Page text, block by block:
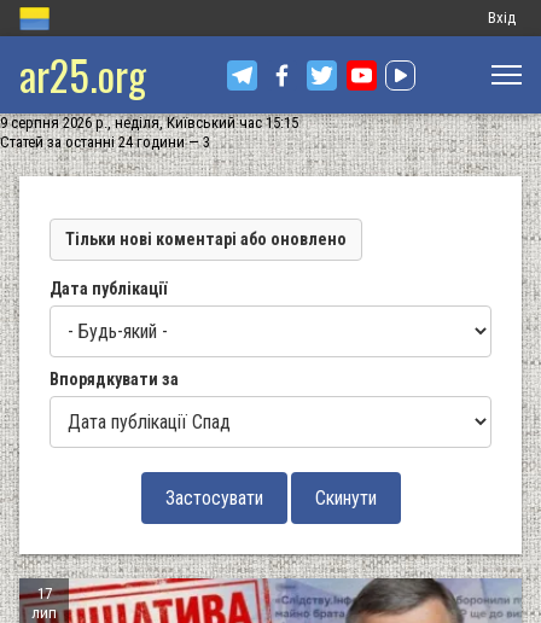
Меню
запису
Вхід
ar25.org
9 серпня 2026 р., неділя, Київський час 15:15
Статей за останні 24 години — 3
Тільки нові коментарі або оновлено
Дата публікації
Впорядкувати за
17
лип